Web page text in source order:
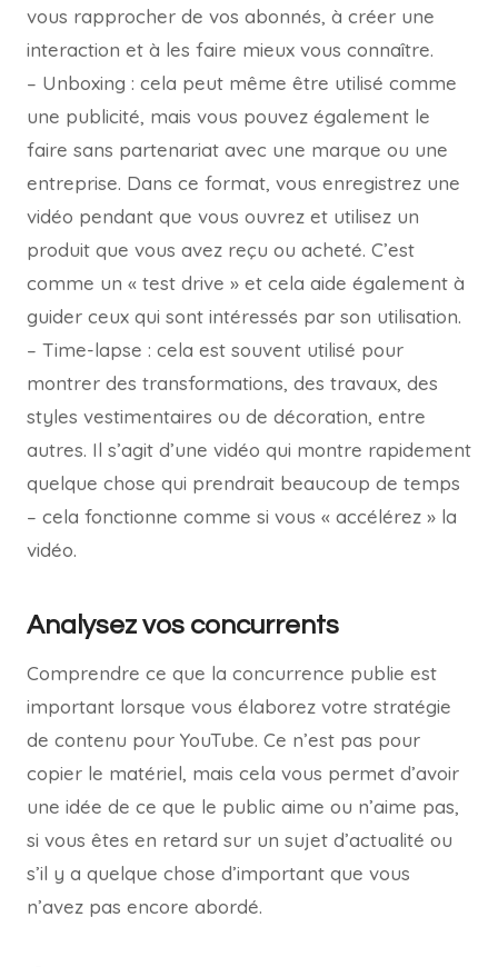
vous rapprocher de vos abonnés, à créer une
interaction et à les faire mieux vous connaître.
– Unboxing : cela peut même être utilisé comme
une publicité, mais vous pouvez également le
faire sans partenariat avec une marque ou une
entreprise. Dans ce format, vous enregistrez une
vidéo pendant que vous ouvrez et utilisez un
produit que vous avez reçu ou acheté. C’est
comme un « test drive » et cela aide également à
guider ceux qui sont intéressés par son utilisation.
– Time-lapse : cela est souvent utilisé pour
montrer des transformations, des travaux, des
styles vestimentaires ou de décoration, entre
autres. Il s’agit d’une vidéo qui montre rapidement
quelque chose qui prendrait beaucoup de temps
– cela fonctionne comme si vous « accélérez » la
vidéo.
Analysez vos concurrents
Comprendre ce que la concurrence publie est
important lorsque vous élaborez votre stratégie
de contenu pour YouTube. Ce n’est pas pour
copier le matériel, mais cela vous permet d’avoir
une idée de ce que le public aime ou n’aime pas,
si vous êtes en retard sur un sujet d’actualité ou
s’il y a quelque chose d’important que vous
n’avez pas encore abordé.